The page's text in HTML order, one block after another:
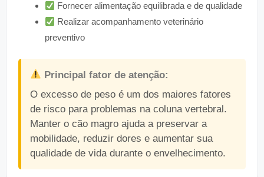
Fornecer alimentação equilibrada e de qualidade
Realizar acompanhamento veterinário
preventivo
Principal fator de atenção:
O excesso de peso é um dos maiores fatores
de risco para problemas na coluna vertebral.
Manter o cão magro ajuda a preservar a
mobilidade, reduzir dores e aumentar sua
qualidade de vida durante o envelhecimento.